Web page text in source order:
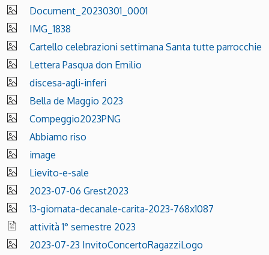
Document_20230301_0001
IMG_1838
Cartello celebrazioni settimana Santa tutte parrocchie
Lettera Pasqua don Emilio
discesa-agli-inferi
Bella de Maggio 2023
Compeggio2023PNG
Abbiamo riso
image
Lievito-e-sale
2023-07-06 Grest2023
13-giornata-decanale-carita-2023-768x1087
attività 1° semestre 2023
2023-07-23 InvitoConcertoRagazziLogo